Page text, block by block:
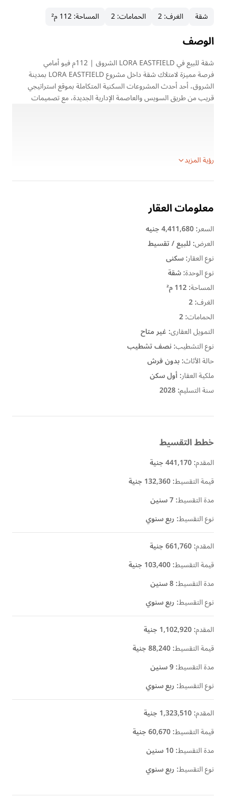
شقة الغرف:
2 الحمامات:
2 المساحة:112 م²
الوصف
شقة للبيع في LORA EASTFIELD الشروق | 112م فيو أمامي
فرصة مميزة لامتلاك شقة داخل مشروع LORA EASTFIELD بمدينة
الشروق، أحد أحدث المشروعات السكنية المتكاملة بموقع استراتيجي
قريب من طريق السويس والعاصمة الإدارية الجديدة، مع تصميمات
رؤية المزيد
معلومات العقار
السعر:4,411,680 جنيه
العرض:للبيع / تقسيط
نوع العقار:سكنى
نوع الوحدة:شقة
المساحة:112 م²
الغرف:
2
الحمامات:
2
التمويل العقارى: غير متاح
نوع التشطيب:نصف تشطيب
حالة الأثاث:بدون فرش
ملكية العقار: أول سكن
سنة التسليم:
2028
خطط التقسيط
المقدم:441,170 جنية
قيمة التقسيط:132,360 جنية
مدة التقسيط:7 سنين
نوع التقسيط: ربع سنوي
المقدم:661,760 جنية
قيمة التقسيط:103,400 جنية
مدة التقسيط:8 سنين
نوع التقسيط: ربع سنوي
المقدم:1,102,920 جنية
قيمة التقسيط:88,240 جنية
مدة التقسيط:9 سنين
نوع التقسيط: ربع سنوي
المقدم:1,323,510 جنية
قيمة التقسيط:60,670 جنية
مدة التقسيط:10 سنين
نوع التقسيط: ربع سنوي